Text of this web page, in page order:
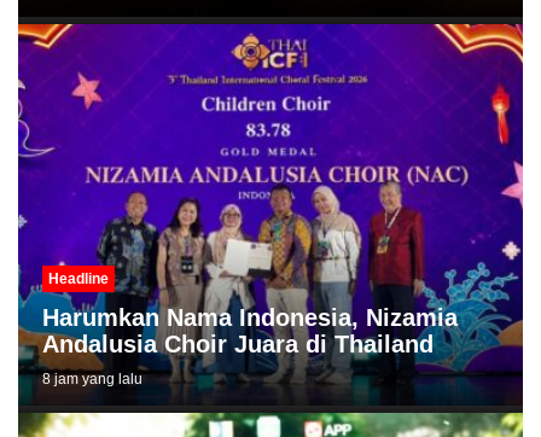
Headline
Harumkan Nama Indonesia, Nizamia
Andalusia Choir Juara di Thailand
8 jam yang lalu